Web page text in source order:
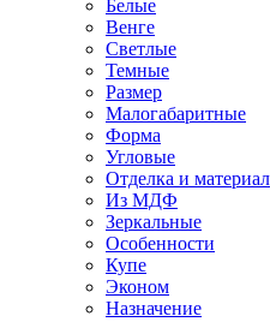
Белые
Венге
Светлые
Темные
Размер
Малогабаритные
Форма
Угловые
Отделка и материал
Из МДФ
Зеркальные
Особенности
Купе
Эконом
Назначение